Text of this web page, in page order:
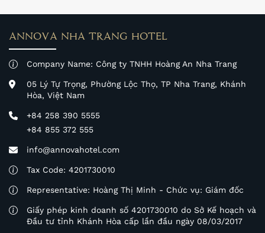
ANNOVA NHA TRANG HOTEL
Company Name: Công ty TNHH Hoàng An Nha Trang
05 Lý Tự Trọng, Phường Lộc Thọ, TP Nha Trang, Khánh
Hòa, Việt Nam
+84 258 390 5555
+84 855 372 555
info@annovahotel.com
Tax Code: 4201730010
Representative: Hoàng Thị Minh - Chức vụ: Giám đốc
Giấy phép kinh doanh số 4201730010 do Sở Kế hoạch và
Đầu tư tỉnh Khánh Hòa cấp lần đầu ngày 08/03/2017